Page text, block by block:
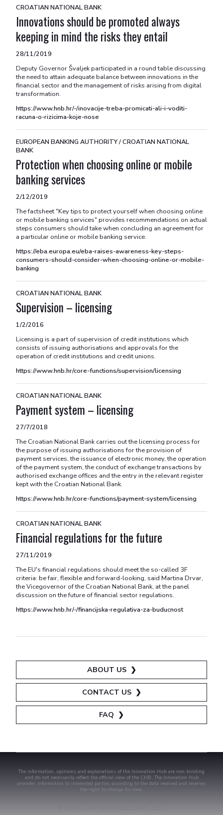
CROATIAN NATIONAL BANK
Innovations should be promoted always
keeping in mind the risks they entail
28/11/2019
Deputy Governor Švaljek participated in a round table discussing
the need to attain adequate balance between innovations in the
financial sector and the management of risks arising from digital
transformation.
https://www.hnb.hr/-/inovacije-treba-promicati-ali-i-voditi-
racuna-o-rizicima-koje-nose
EUROPEAN BANKING AUTHORITY / CROATIAN NATIONAL
BANK
Protection when choosing online or mobile
banking services
2/12/2019
The factsheet "Key tips to protect yourself when choosing online
or mobile banking services" provides recommendations on actual
steps consumers should take when concluding an agreement for
a particular online or mobile banking service.
https://eba.europa.eu/eba-raises-awareness-key-steps-
consumers-should-consider-when-choosing-online-or-mobile-
banking
CROATIAN NATIONAL BANK
Supervision – licensing
1/2/2016
Licensing is a part of supervision of credit institutions which
consists of issuing authorisations and approvals for the
operation of credit institutions and credit unions.
https://www.hnb.hr/core-functions/supervision/licensing
CROATIAN NATIONAL BANK
Payment system – licensing
27/7/2018
The Croatian National Bank carries out the licensing process for
the purpose of issuing authorisations for the provision of
payment services, the issuance of electronic money, the operation
of the payment system, the conduct of exchange transactions by
authorised exchange offices and the entry in the relevant register
kept with the Croatian National Bank.
https://www.hnb.hr/core-functions/payment-system/licensing
CROATIAN NATIONAL BANK
Financial regulations for the future
27/11/2019
The EU's financial regulations should meet the so-called 3F
criteria: be fair, flexible and forward-looking, said Martina Drvar,
the Vicegovernor of the Croatian National Bank, at the panel
discussion on the future of financial sector regulations.
https://www.hnb.hr/-/financijska-regulativa-za-buducnost
ABOUT US ❯
CONTACT US ❯
FAQ ❯
The information, opinions and explanations of the Innovation Hub are non-binding
and do not necessarily reflect the official view of the CNB. The Innovation Hub
provides information to interested parties according to the data received and reserves
the right to change its view.